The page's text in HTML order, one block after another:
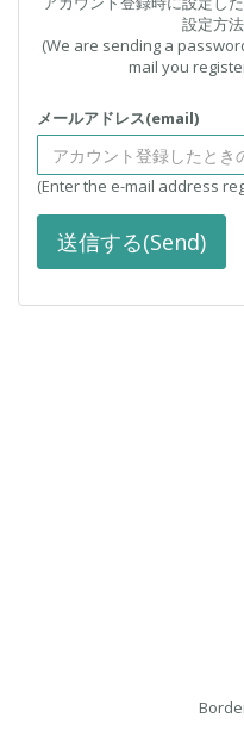
設定方
(We are sending a
mail you
メールアドレス(email)
(Enter the e-mail address